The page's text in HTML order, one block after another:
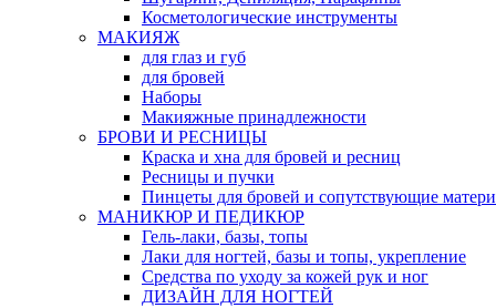
Косметологические инструменты
МАКИЯЖ
для глаз и губ
для бровей
Наборы
Макияжные принадлежности
БРОВИ И РЕСНИЦЫ
Краска и хна для бровей и ресниц
Ресницы и пучки
Пинцеты для бровей и сопутствующие
МАНИКЮР И ПЕДИКЮР
Гель-лаки, базы, топы
Лаки для ногтей, базы и топы, укрепление
Средства по уходу за кожей рук и ног
ДИЗАЙН ДЛЯ НОГТЕЙ